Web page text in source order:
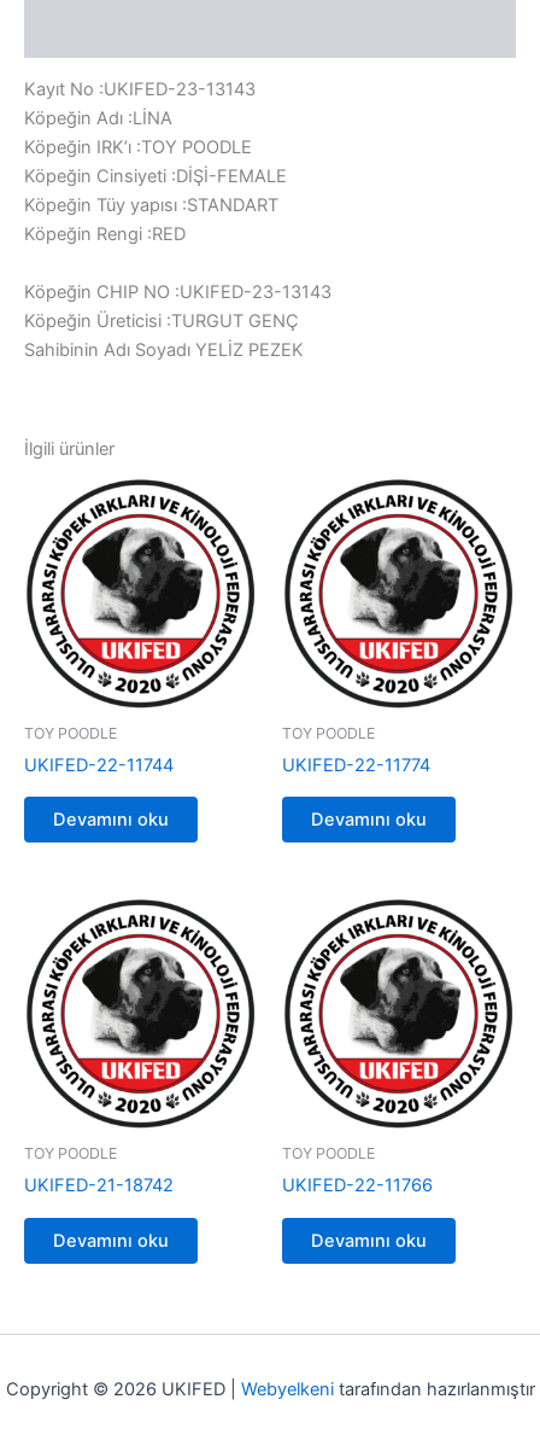
Kayıt No :UKIFED-23-13143
Köpeğin Adı :LİNA
Köpeğin IRK’ı :TOY POODLE
Köpeğin Cinsiyeti :DİŞİ-FEMALE
Köpeğin Tüy yapısı :STANDART
Köpeğin Rengi :RED
Köpeğin CHIP NO :UKIFED-23-13143
Köpeğin Üreticisi :TURGUT GENÇ
Sahibinin Adı Soyadı YELİZ PEZEK
İlgili ürünler
TOY POODLE
UKIFED-22-11744
Devamını oku
TOY POODLE
UKIFED-22-11774
Devamını oku
TOY POODLE
UKIFED-21-18742
Devamını oku
TOY POODLE
UKIFED-22-11766
Devamını oku
Copyright © 2026 UKIFED | Webyelkenitarafından hazırlanmıştır